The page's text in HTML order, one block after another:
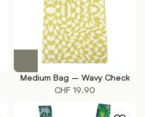
Medium Bag – Wavy Check
CHF 19.90